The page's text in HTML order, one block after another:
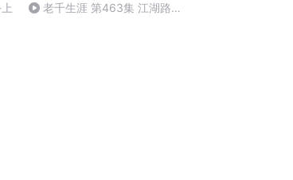
老千生涯 第463集 江湖路远